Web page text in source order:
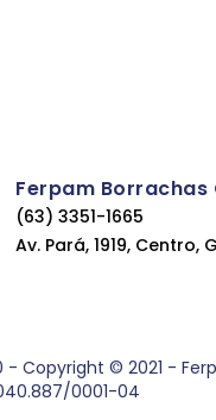
Ferpam Borrachas
(63) 3351-1665
Av. Pará, 1919, Centro,
- Copyright © 2021 -
0001-04